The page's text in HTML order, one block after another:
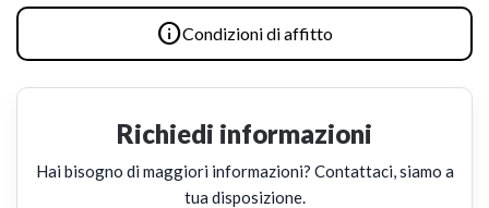
Condizioni di affitto
Richiedi informazioni
Hai bisogno di maggiori informazioni? Contattaci, siamo a
tua disposizione.